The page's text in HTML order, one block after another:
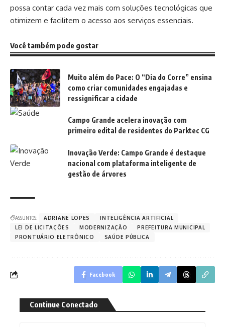
possa contar cada vez mais com soluções tecnológicas que
otimizem e facilitem o acesso aos serviços essenciais.
Você também pode gostar
Muito além do Pace: O “Dia do Corre” ensina
como criar comunidades engajadas e
ressignificar a cidade
Campo Grande acelera inovação com
primeiro edital de residentes do Parktec CG
Inovação Verde: Campo Grande é destaque
nacional com plataforma inteligente de
gestão de árvores
ASSUNTOS: ADRIANE LOPES
INTELIGÊNCIA ARTIFICIAL
LEI DE LICITAÇÕES
MODERNIZAÇÃO
PREFEITURA MUNICIPAL
PRONTUÁRIO ELETRÔNICO
SAÚDE PÚBLICA
Facebook
Continue Conectado